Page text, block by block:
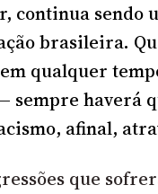
continua sendo
brasileira.
qualquer
haverá
afinal,
que